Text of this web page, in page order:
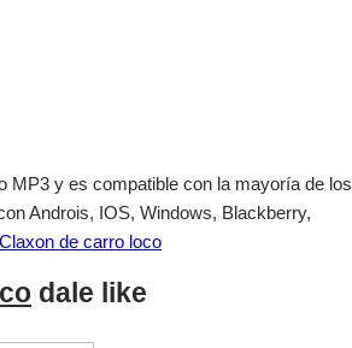
MP3 y es compatible con la mayoría de los
Androis, IOS, Windows, Blackberry,
de carro loco
dale like